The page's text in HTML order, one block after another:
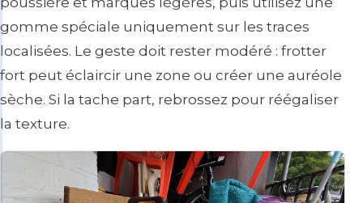
gomme spéciale uniquement sur les traces
localisées. Le geste doit rester modéré : frotter
fort peut éclaircir une zone ou créer une auréole
sèche. Si la tache part, rebrossez pour réégaliser
la texture.